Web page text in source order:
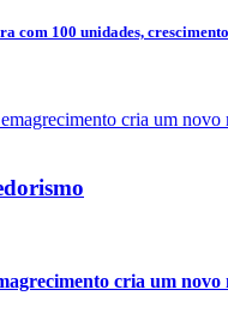
com 100 unidades,
cria um novo